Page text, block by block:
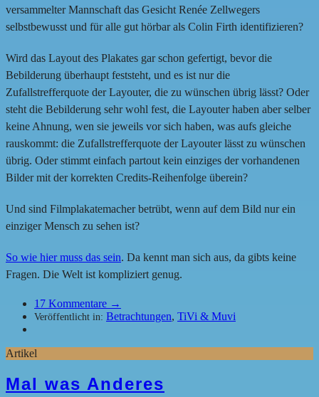
versammelter Mannschaft das Gesicht Renée Zellwegers
selbstbewusst und für alle gut hörbar als Colin Firth identifizieren?
Wird das Layout des Plakates gar schon gefertigt, bevor die
Bebilderung überhaupt feststeht, und es ist nur die
Zufallstrefferquote der Layouter, die zu wünschen übrig lässt? Oder
steht die Bebilderung sehr wohl fest, die Layouter haben aber selber
keine Ahnung, wen sie jeweils vor sich haben, was aufs gleiche
rauskommt: die Zufallstrefferquote der Layouter lässt zu wünschen
übrig. Oder stimmt einfach partout kein einziges der vorhandenen
Bilder mit der korrekten Credits-Reihenfolge überein?
Und sind Filmplakatemacher betrübt, wenn auf dem Bild nur ein
einziger Mensch zu sehen ist?
So wie hier muss das sein. Da kennt man sich aus, da gibts keine
Fragen. Die Welt ist kompliziert genug.
17 Kommentare →
Veröffentlicht in: Betrachtungen, TiVi & Muvi
Artikel
Mal was Anderes